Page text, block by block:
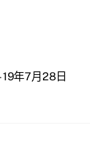
19年7月28日